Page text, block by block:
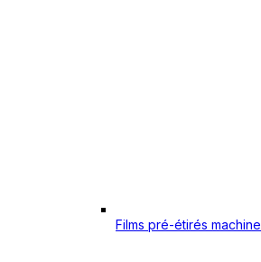
Films pré-étirés machine